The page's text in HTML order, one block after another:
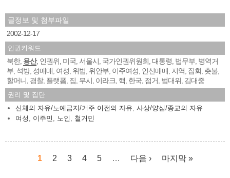
글정보 및 첨부파일
2002-12-17
인권키워드
북한, 용산, 인권위 미국 서울시 국가인권위원회 대통령 법무부 병역거
부 석방, 성매매 여성 위법 위안부 이주여성 인신매매 지역 집회 촛불
할머니 경찰, 플랫폼 집 무시 이라크 핵 한국 점거 범대위 김대중
권리 및 집단
신체의 자유/노예금지/거주 이전의 자유 사상/양심/종교의 자유
여성
이주민 노인 철거민
1 2 3 4 5 … 다음 › 마지막 »